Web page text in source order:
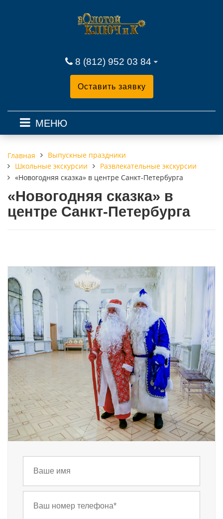
8 (812) 952 03 84
Оставить заявку
МЕНЮ
Главная
Выпускные праздники
Школьные экскурсии
Развлекательные экскурсии
«Новогодняя сказка» в центре Санкт-Петербурга
«Новогодняя сказка» в
центре Санкт-Петербурга